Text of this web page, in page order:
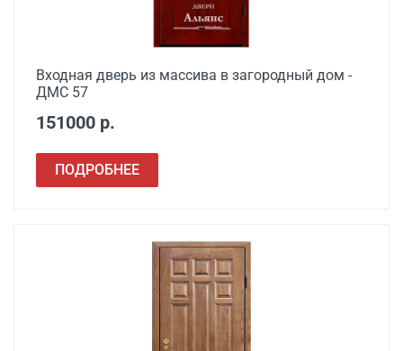
от 650
Входная дверь из массива в загородный дом -
ДМС 57
151000 р.
ПОДРОБНЕЕ